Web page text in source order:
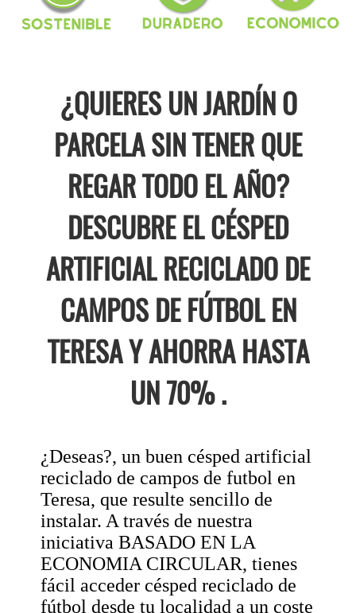
¿QUIERES UN JARDÍN O
PARCELA SIN TENER QUE
REGAR TODO EL AÑO?
DESCUBRE EL CÉSPED
ARTIFICIAL RECICLADO DE
CAMPOS DE FÚTBOL EN
TERESA Y AHORRA HASTA
UN 70% .
¿Deseas?, un buen césped artificial
reciclado de campos de futbol en
Teresa, que resulte sencillo de
instalar. A través de nuestra
iniciativa BASADO EN LA
ECONOMIA CIRCULAR, tienes
fácil acceder césped reciclado de
fútbol desde tu localidad a un coste